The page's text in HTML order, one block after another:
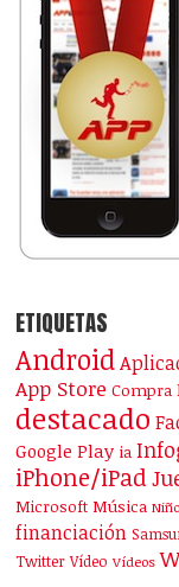
ETIQUETAS
Android
App Store Compra
destacado
Google Play ia
iPhone/iPad
Microsoft Música
financiación
Twitter Vídeo Vídeos